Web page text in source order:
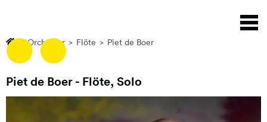
InhaltOrchester Flöte Piet de Boer
Piet de Boer- Flöte, Solo